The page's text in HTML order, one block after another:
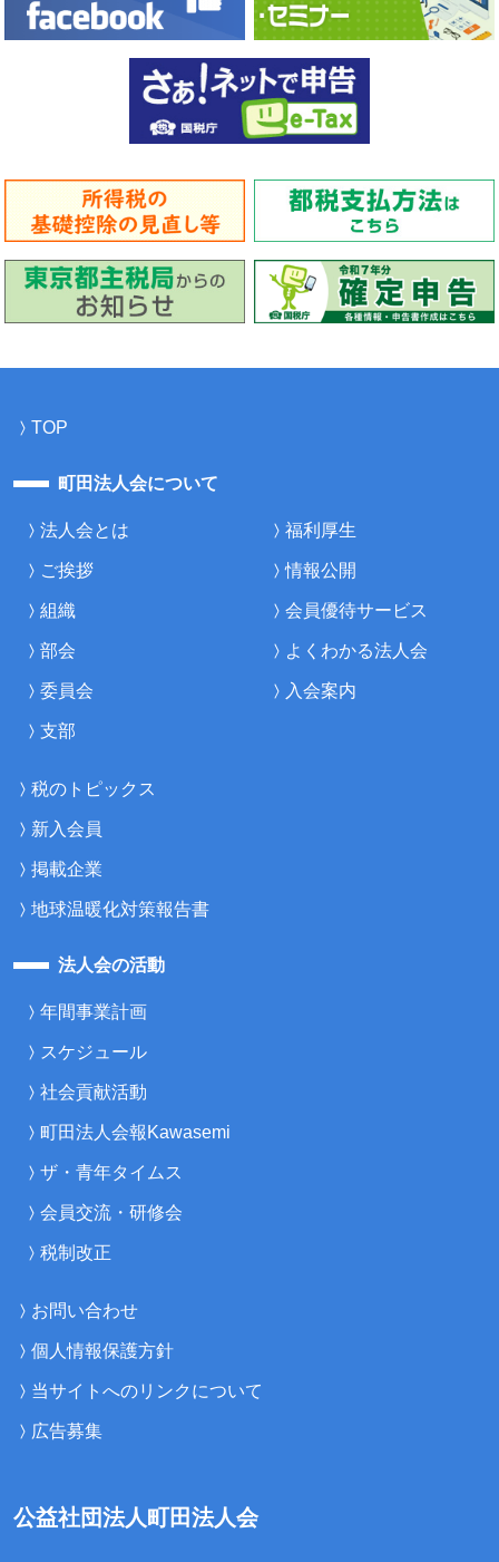
TOP
町田法人会について
法人会とは
ご挨拶
組織
部会
委員会
支部
福利厚生
情報公開
会員優待サービス
よくわかる法人会
入会案内
税のトピックス
新入会員
掲載企業
地球温暖化対策報告書
法人会の活動
年間事業計画
スケジュール
社会貢献活動
町田法人会報Kawasemi
ザ・青年タイムス
会員交流・研修会
税制改正
お問い合わせ
個人情報保護方針
当サイトへのリンクについて
広告募集
公益社団法人町田法人会